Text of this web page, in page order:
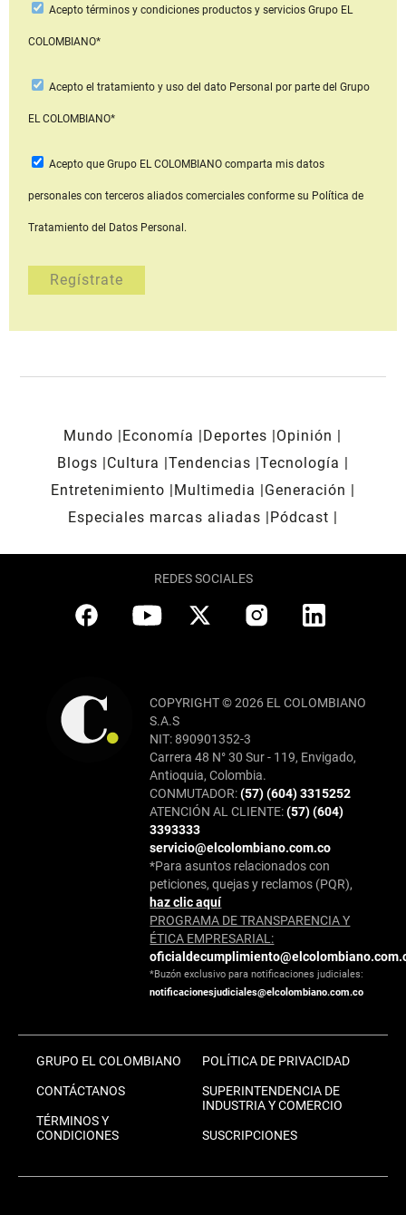
Aceptotérminos y condiciones productos y serviciosGrupo EL
COLOMBIANO*
Acepto el tratamiento y uso del dato Personal por parte del Grupo
EL COLOMBIANO*
Acepto que Grupo EL COLOMBIANOcomparta mis datos
personales con terceros aliados comerciales conforme su Política de
Tratamiento del Datos Personal.
Mundo Economía Deportes
Opinión
Blogs
Cultura Tendencias Tecnología
Entretenimiento
Multimedia
Generación
Especiales marcas aliadas
Pódcast
REDES SOCIALES
COPYRIGHT © 2026 EL COLOMBIANO
S.A.S
NIT: 890901352-3
Carrera 48 N° 30 Sur - 119, Envigado,
Antioquia, Colombia.
CONMUTADOR:(57) (604) 3315252
ATENCIÓN AL CLIENTE:(57) (604)
3393333
servicio@elcolombiano.com.co
*Para asuntos relacionados con
peticiones, quejas y reclamos (PQR),
haz clic aquí
PROGRAMA DE TRANSPARENCIA Y
ÉTICA EMPRESARIAL:
*Buzón exclusivo para notificaciones judiciales:
notificacionesjudiciales@elcolombiano.com.co
GRUPO EL COLOMBIANO
CONTÁCTANOS
TÉRMINOS Y
CONDICIONES
POLÍTICA DE PRIVACIDAD
SUPERINTENDENCIA DE
INDUSTRIA Y COMERCIO
SUSCRIPCIONES